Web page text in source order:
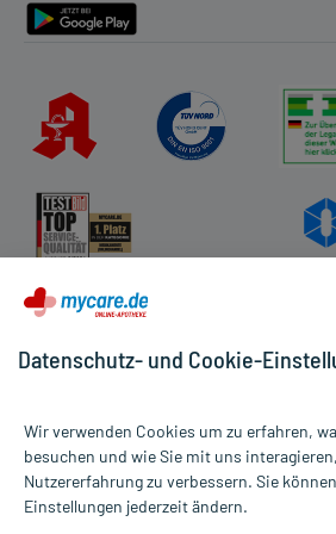
Alle Preise gelten inkl. MwSt., ggf. zzgl.
Informationen auf dieser Website werden
Datenschutz- und Cookie-
Wir verwenden Cookies um zu erfahren,
besuchen und wie Sie mit uns
Nutzererfahrung zu verbessern. Sie
Einstellungen jederzeit ändern.